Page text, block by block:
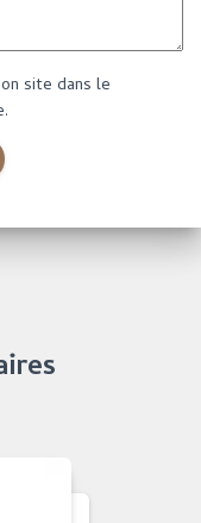
site dans le